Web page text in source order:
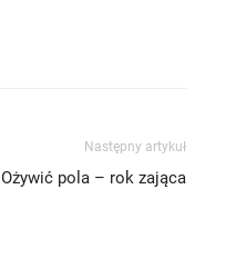
Następny artykuł
Ożywić pola – rok zająca